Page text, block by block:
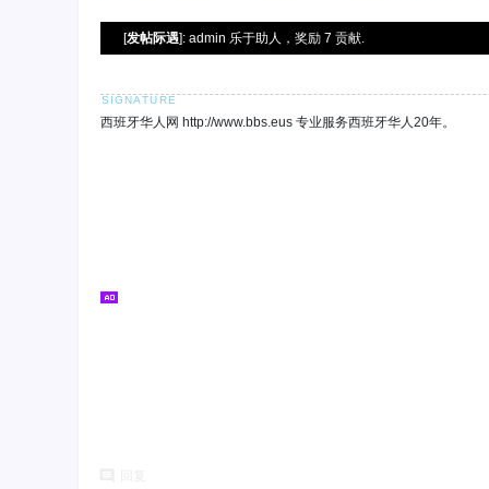
[发帖际遇]: admin 乐于助人，奖励 7 贡献.
西班牙华人网 http://www.bbs.eus 专业服务西班牙华人20年。